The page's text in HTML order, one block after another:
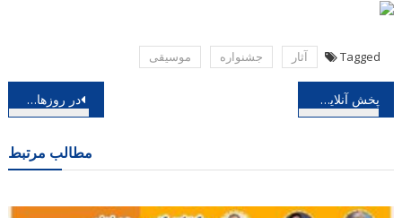
Tagged آثار جشنواره موسیقی
راهبری
در روزهای آغازین ماه رمضان؛ قطعه ساقی با صدای حمید هیراد منتشر گردید پخش آنلاین صحبت های سازنده موسیقی روزی روزگاری و کیف انگلیسی
مطالب مرتبط